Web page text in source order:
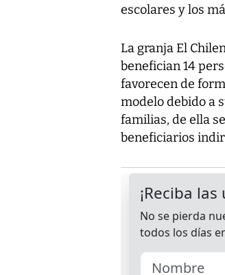
escolares y los
La granja El
benefician 14
favorecen de
modelo debido a
familias, de ella
beneficiarios